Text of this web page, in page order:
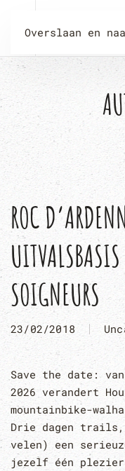
Overslaan en
ROC
SOIGNEURS
23/02/2018
Save the date:
2026 verandert
mountainbike-
Drie dagen
velen) een
jezelf één